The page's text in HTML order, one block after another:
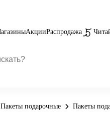
АкцииРаспродажа
Пакеты подарочные Пакеты